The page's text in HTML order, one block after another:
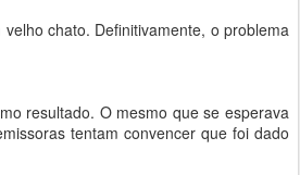
chato. Definitivamente, o problema
resultado. O mesmo que se esperava
tentam convencer que foi dado